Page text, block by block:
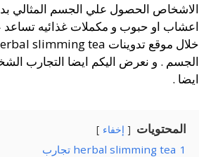
الاشخاص الحصول علي الجسم المثالي
اعشاب او حبوب و مكملات غذائيه تساعد
الجسم . و نعرض اليكم ايضا التجارب
ايضا .
المحتويات إخفاء
1 herbal slimming tea تجارب